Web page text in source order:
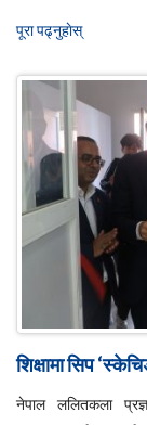
पूरा पढ्नुहाेस्
शिक्षामा सिप
नेपाल ललितकला